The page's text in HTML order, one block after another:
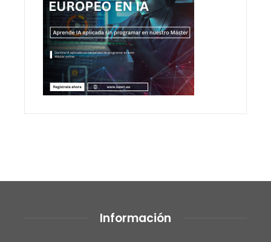
Información